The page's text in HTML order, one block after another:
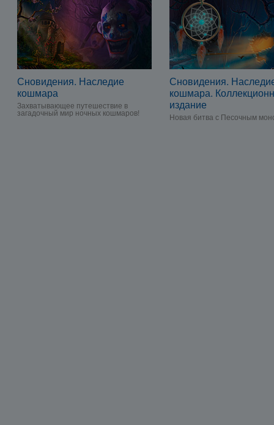
Сновидения. Наследие
кошмара
Захватывающее путешествие в
загадочный мир ночных кошмаров!
Сновидения.
кошмара.
издание
Новая битва с Песочным